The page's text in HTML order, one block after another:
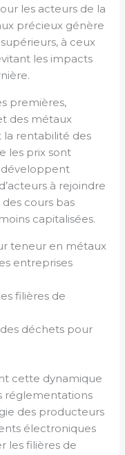
les acteurs de la
précieux génère
à ceux
les impacts
premières,
des métaux
rentabilité des
les prix sont
développent
à rejoindre
des cours bas
capitalisées.
teneur en métaux
entreprises
filières de
déchets pour
cette dynamique
réglementations
des producteurs
électroniques
les filières de